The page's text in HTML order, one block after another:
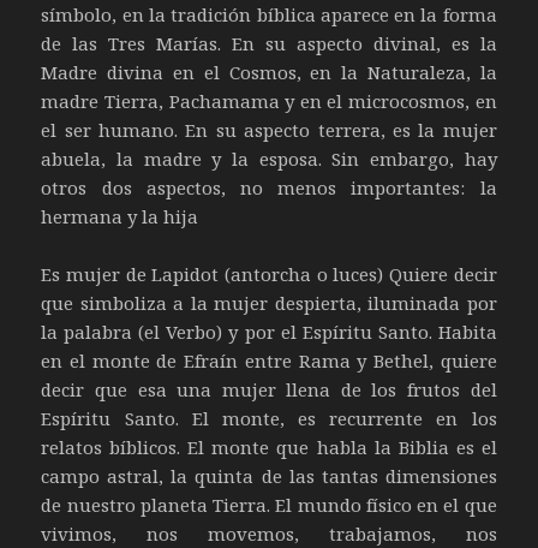
símbolo, en la tradición bíblica aparece en la forma
de las Tres Marías. En su aspecto divinal, es la
Madre divina en el Cosmos, en la Naturaleza, la
madre Tierra, Pachamama y en el microcosmos, en
el ser humano. En su aspecto terrera, es la mujer
abuela, la madre y la esposa. Sin embargo, hay
otros dos aspectos, no menos importantes: la
hermana y la hija
Es mujer de Lapidot (antorcha o luces) Quiere decir
que simboliza a la mujer despierta, iluminada por
la palabra (el Verbo) y por el Espíritu Santo. Habita
en el monte de Efraín entre Rama y Bethel, quiere
decir que esa una mujer llena de los frutos del
Espíritu Santo. El monte, es recurrente en los
relatos bíblicos. El monte que habla la Biblia es el
campo astral, la quinta de las tantas dimensiones
de nuestro planeta Tierra. El mundo físico en el que
vivimos, nos movemos, trabajamos, nos